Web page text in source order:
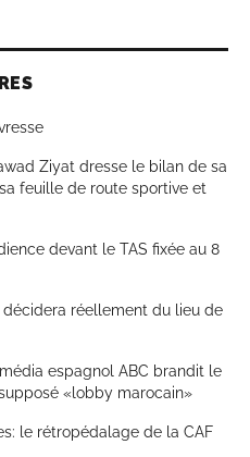
Ziyat dresse le bilan de sa
feuille de route sportive et
devant le TAS fixée au 8
réellement du lieu de
espagnol ABC brandit le
«lobby marocain»
le rétropédalage de la CAF